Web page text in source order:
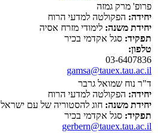
פרופ' מרק גמזה
יחידה: הפקולטה למדעי הרוח
יחידת משנה: לימודי מזרח אסיה
תפקיד: סגל אקדמי בכיר
טלפון:
03-6407836
gamsa@tauex.tau.ac.il
ד"ר נוח שמואל גרבר
יחידה: הפקולטה למדעי הרוח
יחידת משנה: חוג להסטוריה של עם ישראל
תפקיד: סגל אקדמי בכיר
gerbern@tauex.tau.ac.il